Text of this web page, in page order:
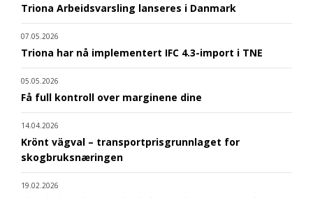
Triona Arbeidsvarsling lanseres i Danmark
07.05.2026
Triona har nå implementert IFC 4.3-import i TNE
05.05.2026
Få full kontroll over marginene dine
14.04.2026
Krönt vägval – transportprisgrunnlaget for
skogbruksnæringen
19.02.2026